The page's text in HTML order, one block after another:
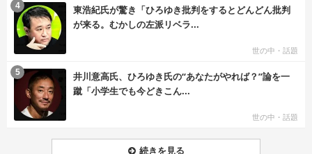
東浩紀氏が驚き「ひろゆき批判をするとどんどん批判
が来る。むかしの左派リベラ...
世の中・話題
4
井川意高氏、ひろゆき氏の“あなたがやれば？”論を一
蹴「小学生でも今どきこん...
世の中・話題
5
続きを見る